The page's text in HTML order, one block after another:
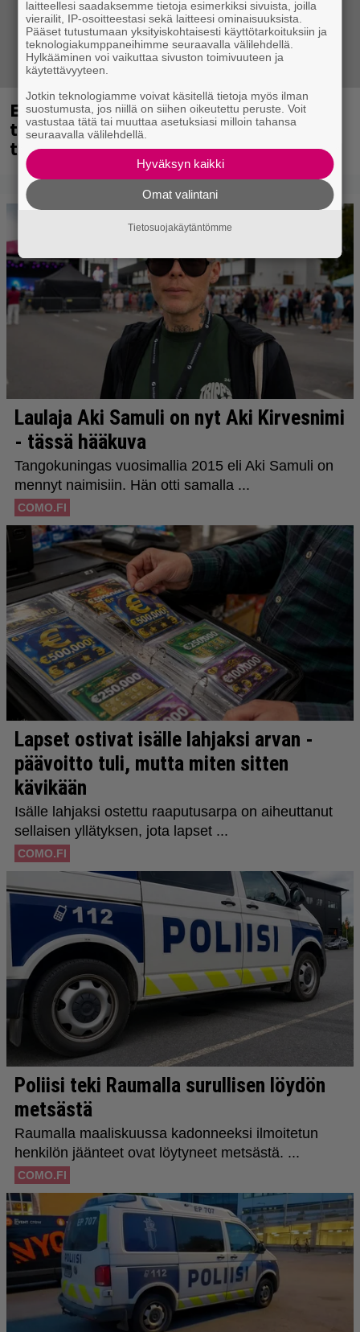
Eppu Normaalin viimeinen keikka
tänään – katso kuvagalleria torstailta
täältä
laitteellesi saadaksemme tietoja esimerkiksi sivuista, joilla
vierailit, IP-osoitteestasi sekä laitteesi ominaisuuksista.
Pääset tutustumaan yksityiskohtaisesti käyttötarkoituksiin ja
teknologiakumppaneihimme seuraavalla välilehdellä.
Hylkääminen voi vaikuttaa sivuston toimivuuteen ja
käytettävyyteen.
Jotkin teknologiamme voivat käsitellä tietoja myös ilman
suostumusta, jos niillä on siihen oikeutettu peruste. Voit
vastustaa tätä tai muuttaa asetuksiasi milloin tahansa
seuraavalla välilehdellä.
Hyväksyn kaikki
Omat valintani
Tietosuojakäytäntömme